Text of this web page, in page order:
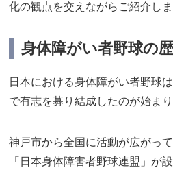
化の観点を交えながらご紹介しま
身体障がい者野球の
日本における身体障がい者野球
で有志を募り結成したのが始ま
神戸市から全国に活動が広がっ
「日本身体障害者野球連盟」が